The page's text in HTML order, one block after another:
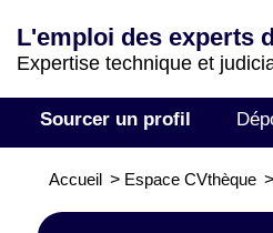
L'emploi des experts
Expertise technique et
Sourcer un profil
Accueil > Espace CVthèque >